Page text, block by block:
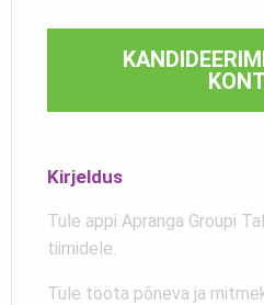
Kirjeldus
Tule appi Apranga Groupi
tiimidele.
Tule tööta põneva ja